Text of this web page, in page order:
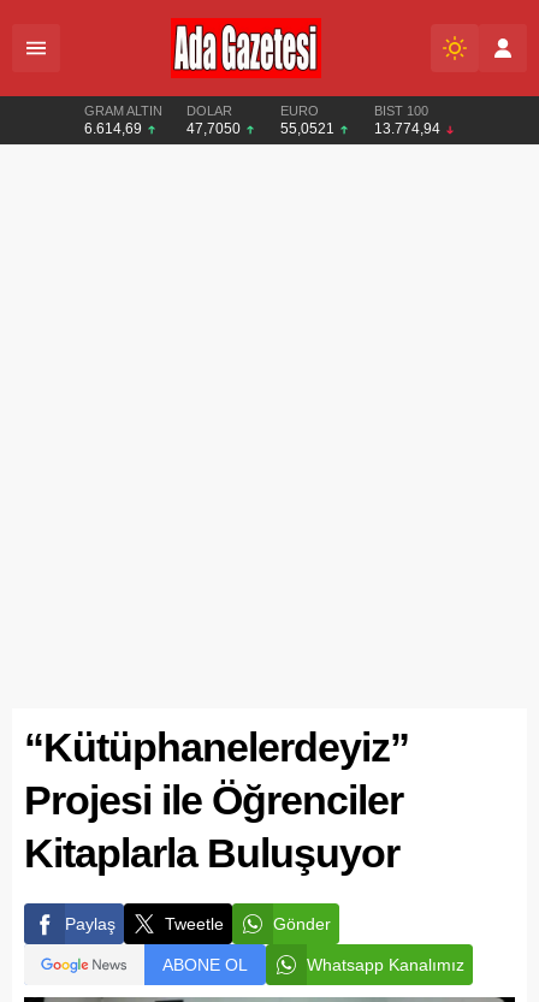
GRAM ALTIN
6.614,69
DOLAR
47,7050
EURO
55,0521
BIST 100
13.774,94
“Kütüphanelerdeyiz”
Projesi ile Öğrenciler
Kitaplarla Buluşuyor
Paylaş Tweetle Gönder
ABONE OL Whatsapp Kanalımız